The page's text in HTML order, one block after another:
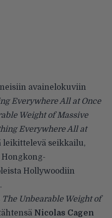
avainelokuviin
Everywhere All at Once
Weight of Massive
Everywhere All at
seikkailu,
Hongkong-
Hollywoodiin
.
The Unbearable Weight of
Nicolas Cagen